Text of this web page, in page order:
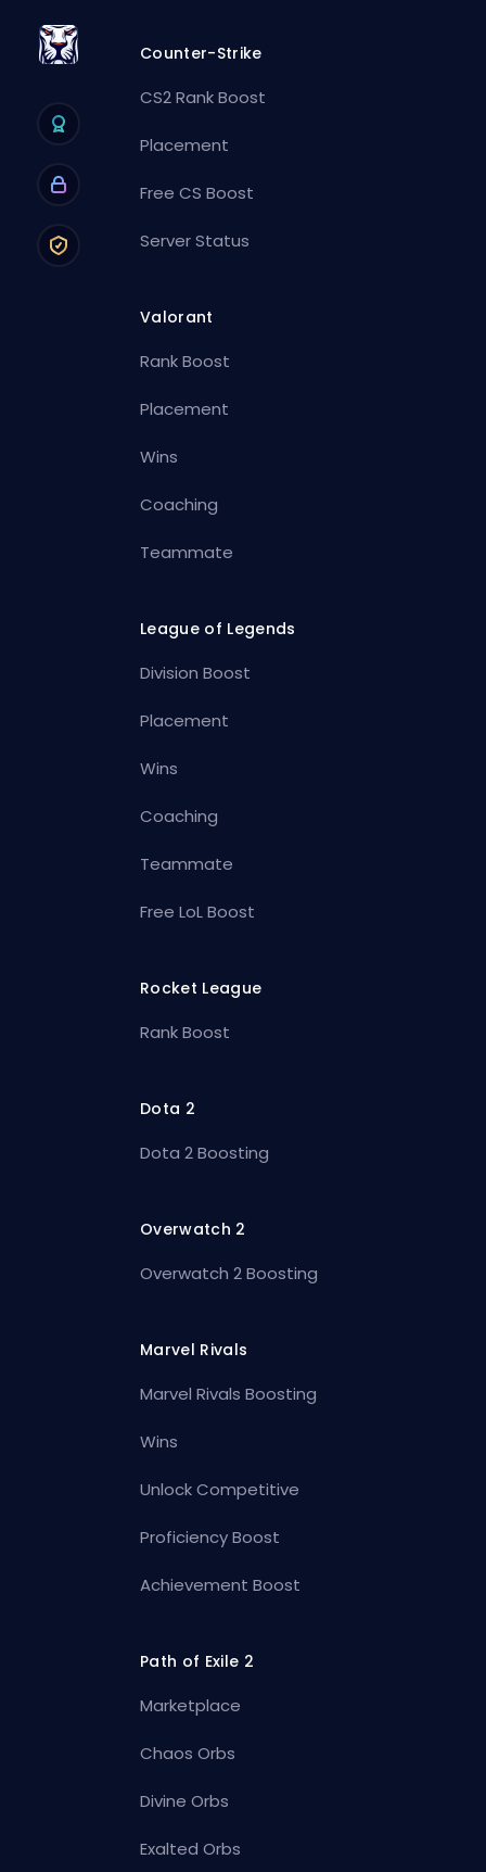
Counter-Strike
CS2 Rank Boost
Placement
Free CS Boost
Server Status
Valorant
Rank Boost
Placement
Wins
Coaching
Teammate
League of Legends
Division Boost
Placement
Wins
Coaching
Teammate
Free LoL Boost
Rocket League
Rank Boost
Dota 2
Dota 2 Boosting
Overwatch 2
Overwatch 2 Boosting
Marvel Rivals
Marvel Rivals Boosting
Wins
Unlock Competitive
Proficiency Boost
Achievement Boost
Path of Exile 2
Marketplace
Chaos Orbs
Divine Orbs
Exalted Orbs